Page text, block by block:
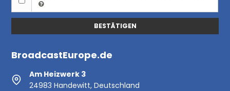
BESTÄTIGEN
BroadcastEurope.de
Am Heizwerk 3
24983 Handewitt, Deutschland